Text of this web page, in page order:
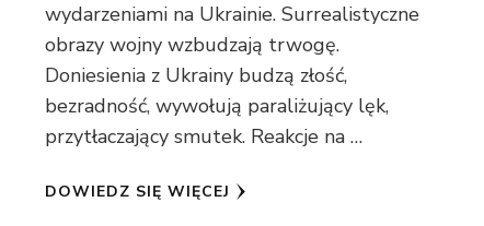
wydarzeniami na Ukrainie. Surrealistyczne
obrazy wojny wzbudzają trwogę.
Doniesienia z Ukrainy budzą złość,
bezradność, wywołują paraliżujący lęk,
przytłaczający smutek. Reakcje na …
DOWIEDZ SIĘ WIĘCEJ